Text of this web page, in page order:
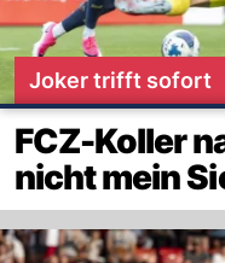
Joker trifft sofort
FCZ-Koller
nicht mein